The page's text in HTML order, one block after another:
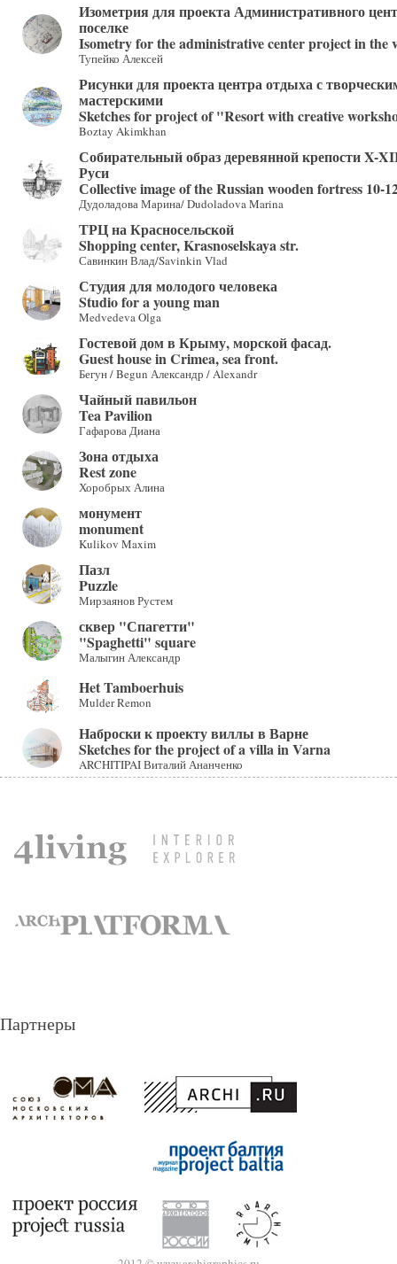
Изометрия для проекта Административного
поселке
Isometry for the administrative center project in the
Тупейко Алексей
Рисунки для проекта центра отдыха с
мастерскими
Sketches for project of "Resort with creative
Boztay Akimkhan
Собирательный образ деревянной крепости X-
Руси
Сollective image of the Russian wooden fortress 10-
Дудоладова Марина/ Dudoladova Marina
ТРЦ на Красносельской
Shopping center, Krasnoselskaya str.
Савинкин Влад/Savinkin Vlad
Студия для молодого человека
Studio for a young man
Medvedeva Olga
Гостевой дом в Крыму, морской фасад.
Guest house in Crimea, sea front.
Бегун / Begun Александр / Alexandr
Чайный павильон
Tea Pavilion
Гафарова Диана
Зона отдыха
Rest zone
Хоробрых Алина
монумент
monument
Kulikov Maxim
Пазл
Puzzle
Мирзаянов Рустем
сквер "Спагетти"
"Spaghetti" square
Малыгин Александр
Het Tamboerhuis
Mulder Remon
Наброски к проекту виллы в Варне
Sketches for the project of a villa in Varna
ARCHITIPAI Виталий Ананченко
Партнеры